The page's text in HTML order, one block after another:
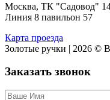
Москва, ТК "Садовод"
Линия 8 павильон 57
Карта проезда
Золотые ручки | 2026 ©
Заказать звонок